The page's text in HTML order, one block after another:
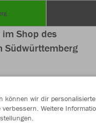
Shop des
Südwürttemberg
können wir dir personalisierte
Weitere